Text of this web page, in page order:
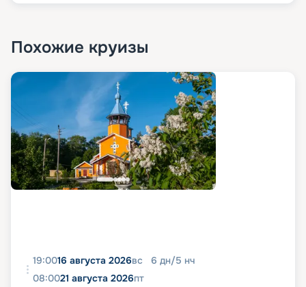
Похожие круизы
19:0016 августа 2026вс 6 дн/5 нч
08:0021 августа 2026пт